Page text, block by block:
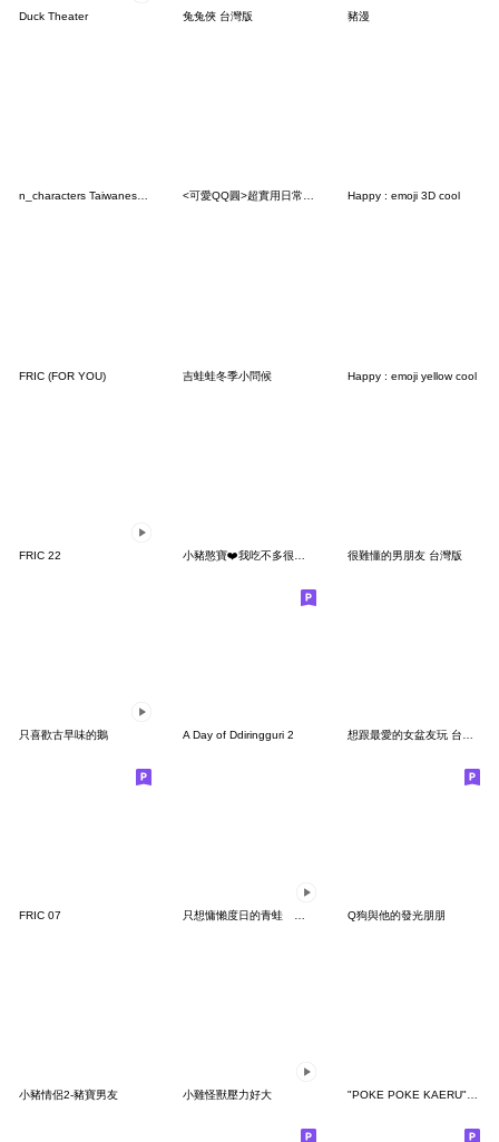
Duck Theater 兔兔俠 台灣版 豬漫
n_characters Taiwanese ver. 3 <可愛QQ圓>超實用日常♡♡♡～ Happy : emoji 3D cool
FRIC (FOR YOU) 吉蛙蛙冬季小問候 Happy : emoji yellow cool
FRIC 22 很難懂的男朋友 台灣版
只喜歡古早味的鵝 A Day of Ddiringguri 2 想跟最愛的女盆友玩 台灣版
FRIC 07 Q狗與他的發光朋朋
小豬情侶2-豬寶男友 小雞怪獸壓力好大 "POKE POKE KAERU"很勤勞 台灣版